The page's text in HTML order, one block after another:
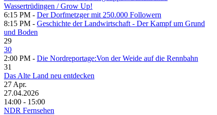
Wassertrüdingen /​ Grow Up!
6:15 PM - Der Dorfmetzger mit 250.000 Followern
8:15 PM - Geschichte der Landwirtschaft - Der Kampf um Grund
und Boden
29
30
2:00 PM - Die Nordreportage:Von der Weide auf die Rennbahn
31
Das Alte Land neu entdecken
27 Apr.
27.04.2026
14:00 - 15:00
NDR Fernsehen